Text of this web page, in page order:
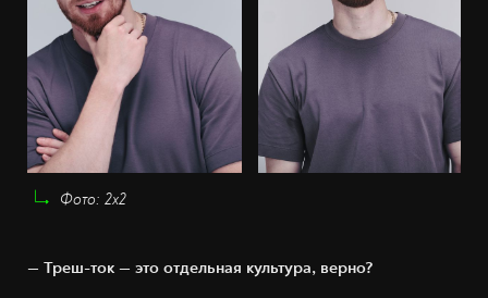
Фото: 2х2
— Треш-ток — это отдельная культура, верно?